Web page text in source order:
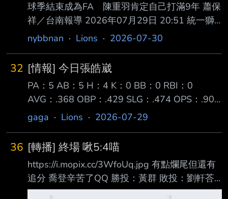
球季結束成為FA 陳重羽肯定自己打滿9年 蕭保
祥／台南報導 2026年07月29日 20:51 統一獅
近年捕手戰力很有市場價值，台鋼雄鷹擴編選秀
安，主戰捕手陳重羽將在球季結束後獲得自由球
員資格，陳重羽說，「進來到現在 也不年輕，
第1點是很開心達到資格，對我就是很大肯定，9
年要幾乎都在一軍才能達標，符 合這個資格，
起碼對我自己是肯定。」 2017年選秀會首輪指
名，陳重羽進職棒練到專職捕手，將在30歲獲得
FA資格，陳重羽本季前 56場出賽有55場蹲捕，
攻擊指數為.6
nybbnan · Lions · 2026-07-30
32 [情報] 今日張皓崴
PA：5 AB：5 H：4 K：0 BB：0 RBI：0
AVG：.368 OBP：.429 SLG：.474 OPS：.903
7月29日亞太台鋼統一之戰 近況火燙的喵以豪張
的球棒控制能力展露無疑 不管投到那個位置 用
切的用碰的總能帶到巧妙的位置 形成安打 不只
完成生涯第一次的猛打賞 還多送一支安打形成
鐵支 OPS也來到了.9大關 終場台鋼5：4擊敗統
gaga · Lions · 2026-07-29
36 [轉播] 終場 啾5:4喵
https://i.mopix.cc/3WfoUq.jpg 有點爛尾但還有
追分 喬登辛苦了QQ 勝投：黃群 敗投：劉軒荅
HR：王博玄 喬登 七局失1分 NP 104 張皓崴 4-